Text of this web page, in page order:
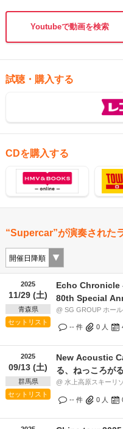
Youtubeで動画を検索
試聴・購入する
CDを購入する
“Supercar”が演奏された
2025
11/29 (土)
青森県
セットリスト
Echo Chronicle
80th Special
@ SG GROUP ホー
-- 件 0 人
2025
09/13 (土)
群馬県
セットリスト
New Acoustic
る、ねっころが
@ 水上高原スキーリ
-- 件 0 人